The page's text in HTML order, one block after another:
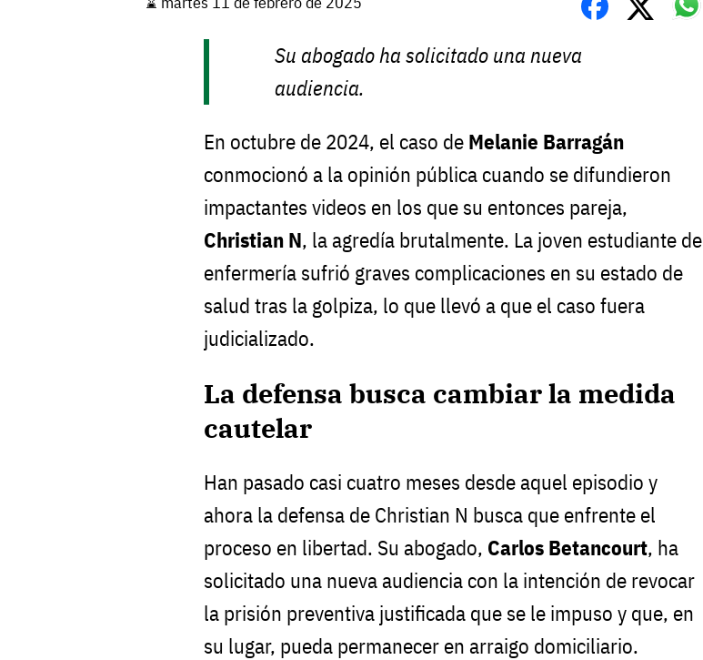
Su abogado ha solicitado una nueva
audiencia.
En octubre de 2024, el caso de Melanie Barragán
conmocionó a la opinión pública cuando se difundieron
impactantes videos en los que su entonces pareja,
Christian N, la agredía brutalmente. La joven estudiante de
enfermería sufrió graves complicaciones en su estado de
salud tras la golpiza, lo que llevó a que el caso fuera
judicializado.
La defensa busca cambiar la medida
cautelar
Han pasado casi cuatro meses desde aquel episodio y
ahora la defensa de Christian N busca que enfrente el
proceso en libertad. Su abogado, Carlos Betancourt, ha
solicitado una nueva audiencia con la intención de revocar
la prisión preventiva justificada que se le impuso y que, en
su lugar, pueda permanecer en arraigo domiciliario.